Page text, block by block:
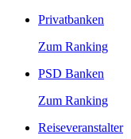
Privatbanken
Zum Ranking
PSD Banken
Zum Ranking
Reiseveranstalter